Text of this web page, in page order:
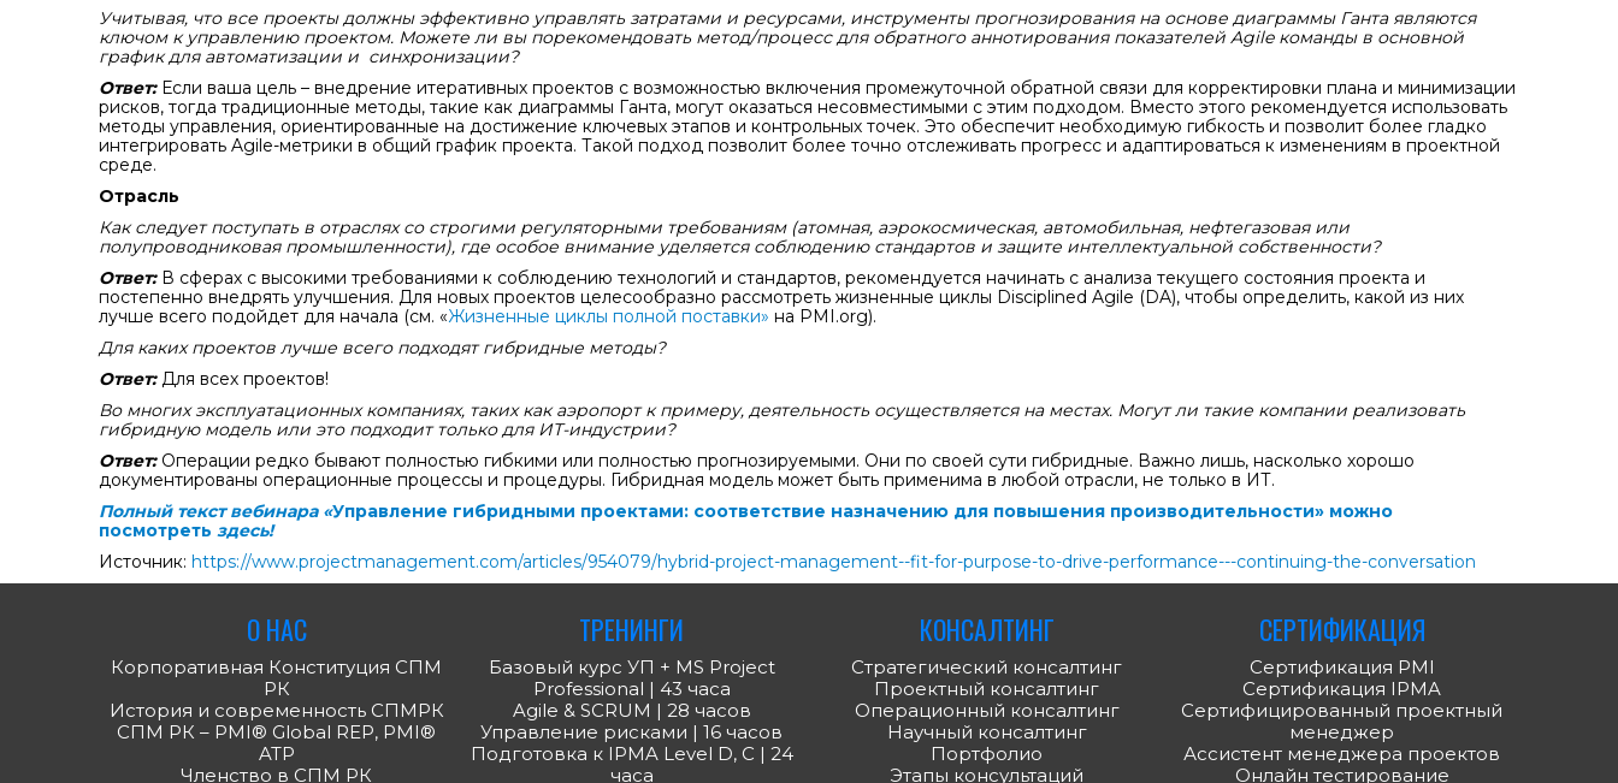
Учитывая, что все проекты должны эффективно управлять затратами и ресурсами, инструменты прогнозирования на основе диаграммы Ганта являются
ключом к управлению проектом. Можете ли вы порекомендовать метод/процесс для обратного аннотирования показателей Agile команды в основной
график для автоматизации и синхронизации?
Ответ:Если ваша цель – внедрение итеративных проектов с возможностью включения промежуточной обратной связи для корректировки плана и минимизации
рисков, тогда традиционные методы, такие как диаграммы Ганта, могут оказаться несовместимыми с этим подходом. Вместо этого рекомендуется использовать
методы управления, ориентированные на достижение ключевых этапов и контрольных точек. Это обеспечит необходимую гибкость и позволит более гладко
интегрировать Agile-метрики в общий график проекта. Такой подход позволит более точно отслеживать прогресс и адаптироваться к изменениям в проектной
среде.
Отрасль
Как следует поступать в отраслях со строгими регуляторными требованиям (атомная, аэрокосмическая, автомобильная, нефтегазовая или
полупроводниковая промышленности), где особое внимание уделяется соблюдению стандартов и защите интеллектуальной собственности?
Ответ:В сферах с высокими требованиями к соблюдению технологий и стандартов, рекомендуется начинать с анализа текущего состояния проекта и
постепенно внедрять улучшения. Для новых проектов целесообразно рассмотреть жизненные циклы Disciplined Agile (DA), чтобы определить, какой из них
лучше всего подойдет для начала (см. «Жизненные циклы полной поставки» на PMI.org).
Для каких проектов лучше всего подходят гибридные методы?
Ответ:Для всех проектов!
Во многих эксплуатационных компаниях, таких как аэропорт к примеру, деятельность осуществляется на местах. Могут ли такие компании реализовать
гибридную модель или это подходит только для ИТ-индустрии?
Ответ:Операции редко бывают полностью гибкими или полностью прогнозируемыми. Они по своей сути гибридные. Важно лишь, насколько хорошо
документированы операционные процессы и процедуры. Гибридная модель может быть применима в любой отрасли, не только в ИТ.
Полный текст вебинара «Управление гибридными проектами: соответствие назначению для повышения производительности» можно
посмотреть здесь!
Источник: https://www.projectmanagement.com/articles/954079/hybrid-project-management--fit-for-purpose-to-drive-performance---continuing-the-conversation
О НАС
Корпоративная Конституция СПМ
РК
История и современность СПМРК
СПМ РК – PMI® Global REP, PMI®
ATP
Членство в СПМ РК
ТРЕНИНГИ
Базовый курс УП + MS Project
Professional | 43 часа
Agile & SCRUM | 28 часов
Управление рисками | 16 часов
Подготовка к IPMA Level D, С | 24
часа
КОНСАЛТИНГ
Стратегический консалтинг
Проектный консалтинг
Операционный консалтинг
Научный консалтинг
Портфолио
Этапы консультаций
СЕРТИФИКАЦИЯ
Сертификация PMI
Сертификация IPMA
Сертифицированный проектный
менеджер
Ассистент менеджера проектов
Онлайн тестирование